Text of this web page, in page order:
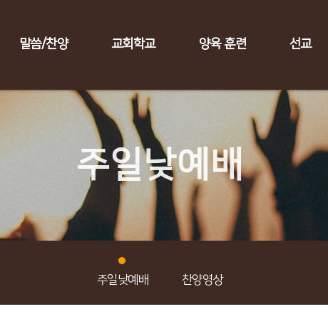
말씀/찬양 교회학교 양육 훈련 선교
주일낮예배
주일낮예배 찬양영상